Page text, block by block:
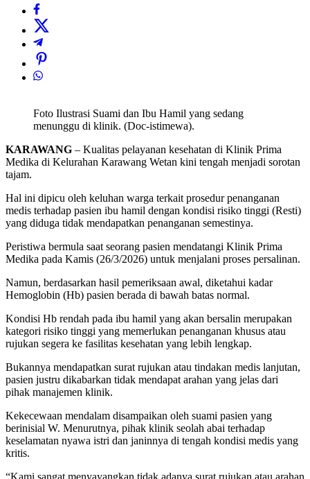
Foto Ilustrasi Suami dan Ibu Hamil yang sedang
menunggu di klinik. (Doc-istimewa).
KARAWANG – Kualitas pelayanan kesehatan di Klinik Prima
Medika di Kelurahan Karawang Wetan kini tengah menjadi sorotan
tajam.
Hal ini dipicu oleh keluhan warga terkait prosedur penanganan
medis terhadap pasien ibu hamil dengan kondisi risiko tinggi (Resti)
yang diduga tidak mendapatkan penanganan semestinya.
Peristiwa bermula saat seorang pasien mendatangi Klinik Prima
Medika pada Kamis (26/3/2026) untuk menjalani proses persalinan.
Namun, berdasarkan hasil pemeriksaan awal, diketahui kadar
Hemoglobin (Hb) pasien berada di bawah batas normal.
Kondisi Hb rendah pada ibu hamil yang akan bersalin merupakan
kategori risiko tinggi yang memerlukan penanganan khusus atau
rujukan segera ke fasilitas kesehatan yang lebih lengkap.
Bukannya mendapatkan surat rujukan atau tindakan medis lanjutan,
pasien justru dikabarkan tidak mendapat arahan yang jelas dari
pihak manajemen klinik.
Kekecewaan mendalam disampaikan oleh suami pasien yang
berinisial W. Menurutnya, pihak klinik seolah abai terhadap
keselamatan nyawa istri dan janinnya di tengah kondisi medis yang
kritis.